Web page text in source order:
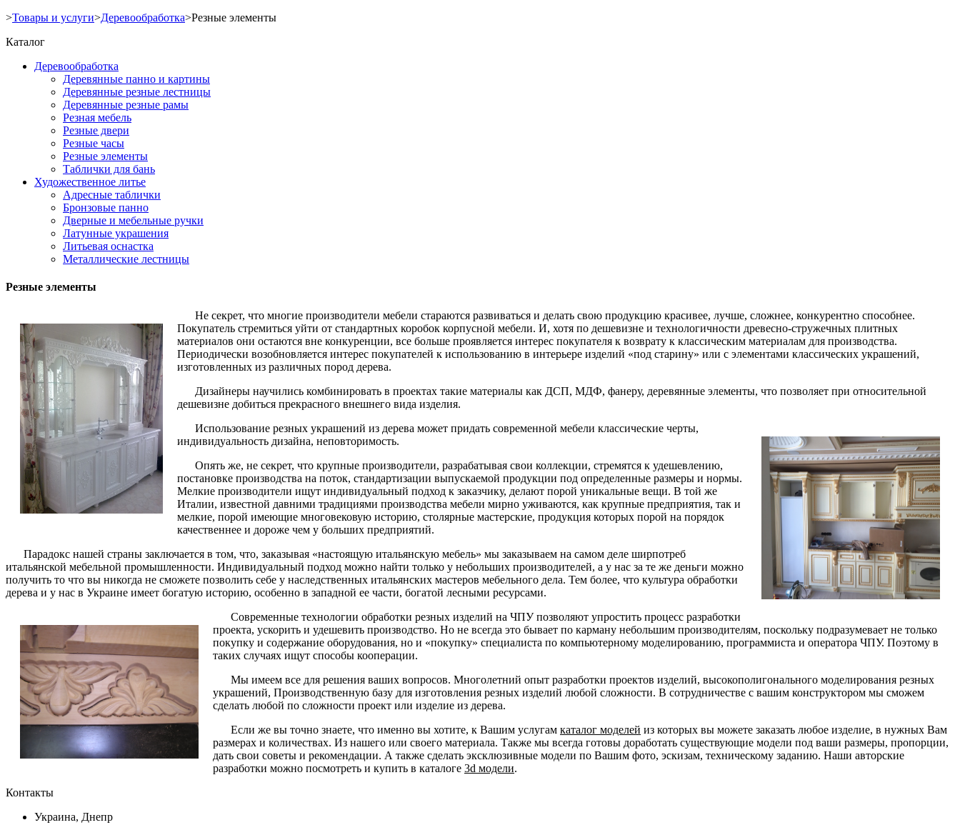
>Товары и услуги>Деревообработка>Резные элементы
Каталог
Деревообработка
Деревянные панно и картины
Деревянные резные лестницы
Деревянные резные рамы
Резная мебель
Резные двери
Резные часы
Резные элементы
Таблички для бань
Художественное литье
Адресные таблички
Бронзовые панно
Дверные и мебельные ручки
Латунные украшения
Литьевая оснастка
Металлические лестницы
Резные элементы
Не секрет, что многие производители мебели стараются развиваться и делать свою продукцию красивее, лучше, сложнее, конкурентно способнее.
Покупатель стремиться уйти от стандартных коробок корпусной мебели. И, хотя по дешевизне и технологичности древесно-стружечных плитных
материалов они остаются вне конкуренции, все больше проявляется интерес покупателя к возврату к классическим материалам для производства.
Периодически возобновляется интерес покупателей к использованию в интерьере изделий «под старину» или с элементами классических украшений,
изготовленных из различных пород дерева.
Дизайнеры научились комбинировать в проектах такие материалы как ДСП, МДФ, фанеру, деревянные элементы, что позволяет при относительной
дешевизне добиться прекрасного внешнего вида изделия.
Использование резных украшений из дерева может придать современной мебели классические черты,
индивидуальность дизайна, неповторимость.
Опять же, не секрет, что крупные производители, разрабатывая свои коллекции, стремятся к удешевлению,
постановке производства на поток, стандартизации выпускаемой продукции под определенные размеры и нормы.
Мелкие производители ищут индивидуальный подход к заказчику, делают порой уникальные вещи. В той же
Италии, известной давними традициями производства мебели мирно уживаются, как крупные предприятия, так и
мелкие, порой имеющие многовековую историю, столярные мастерские, продукция которых порой на порядок
качественнее и дороже чем у больших предприятий.
Парадокс нашей страны заключается в том, что, заказывая «настоящую итальянскую мебель» мы заказываем на самом деле ширпотреб
итальянской мебельной промышленности. Индивидуальный подход можно найти только у небольших производителей, а у нас за те же деньги можно
получить то что вы никогда не сможете позволить себе у наследственных итальянских мастеров мебельного дела. Тем более, что культура обработки
дерева и у нас в Украине имеет богатую историю, особенно в западной ее части, богатой лесными ресурсами.
Современные технологии обработки резных изделий на ЧПУ позволяют упростить процесс разработки
проекта, ускорить и удешевить производство. Но не всегда это бывает по карману небольшим производителям, поскольку подразумевает не только
покупку и содержание оборудования, но и «покупку» специалиста по компьютерному моделированию, программиста и оператора ЧПУ. Поэтому в
таких случаях ищут способы кооперации.
Мы имеем все для решения ваших вопросов. Многолетний опыт разработки проектов изделий, высокополигонального моделирования резных
украшений, Производственную базу для изготовления резных изделий любой сложности. В сотрудничестве с вашим конструктором мы сможем
сделать любой по сложности проект или изделие из дерева.
Если же вы точно знаете, что именно вы хотите, к Вашим услугам каталог моделей из которых вы можете заказать любое изделие, в нужных Вам
размерах и количествах. Из нашего или своего материала. Также мы всегда готовы доработать существующие модели под ваши размеры, пропорции,
дать свои советы и рекомендации. А также сделать эксклюзивные модели по Вашим фото, эскизам, техническому заданию. Наши авторские
разработки можно посмотреть и купить в каталоге 3d модели.
Контакты
Украина, Днепр